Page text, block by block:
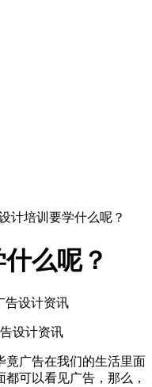
计培训要学什么呢？
么呢？
告设计资讯
设计资讯
竟广告在我们的生活里面
可以看见广告，那么，